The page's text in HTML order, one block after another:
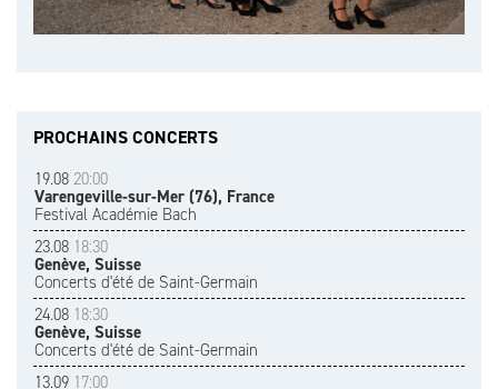
PROCHAINS CONCERTS
19.08 20:00
Varengeville-sur-Mer (76), France
Festival Académie Bach
23.08 18:30
Genève, Suisse
Concerts d'été de Saint-Germain
24.08 18:30
Genève, Suisse
Concerts d'été de Saint-Germain
13.09 17:00